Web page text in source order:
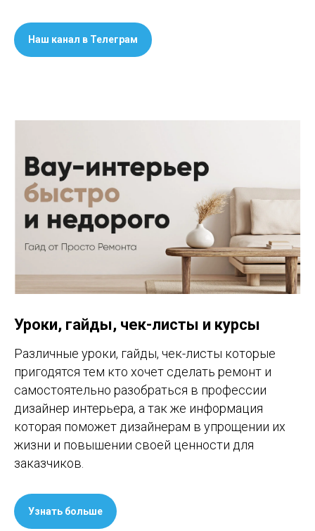
Наш канал в Телеграм
Уроки, гайды, чек-листы и курсы
Различные уроки, гайды, чек-листы которые
пригодятся тем кто хочет сделать ремонт и
самостоятельно разобраться в профессии
дизайнер интерьера, а так же информация
которая поможет дизайнерам в упрощении их
жизни и повышении своей ценности для
заказчиков.
Узнать больше